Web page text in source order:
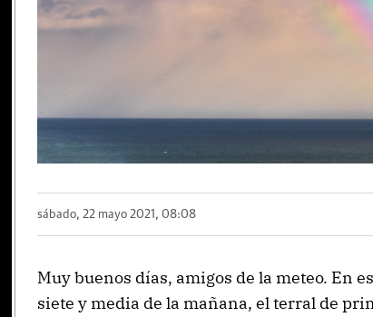
sábado, 22 mayo 2021, 08:08
Muy buenos días, amigos de la meteo. En
siete y media de la mañana, el terral de